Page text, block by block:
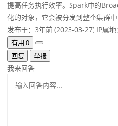
提高任务执行效率。Spark中的
化的对象，它会被分发到整个集群
发布于：3年前 (2023-03-27) IP属
有用 0
回复
举报
我来回答